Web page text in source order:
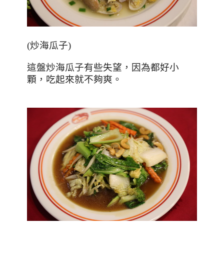
(炒海瓜子)
這盤炒海瓜子有些失望，因為都好小
顆，吃起來就不夠爽。